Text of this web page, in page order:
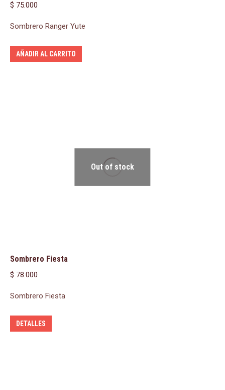
$ 75.000
Sombrero Ranger Yute
AÑADIR AL CARRITO
Out of stock
Sombrero Fiesta
$ 78.000
Sombrero Fiesta
DETALLES